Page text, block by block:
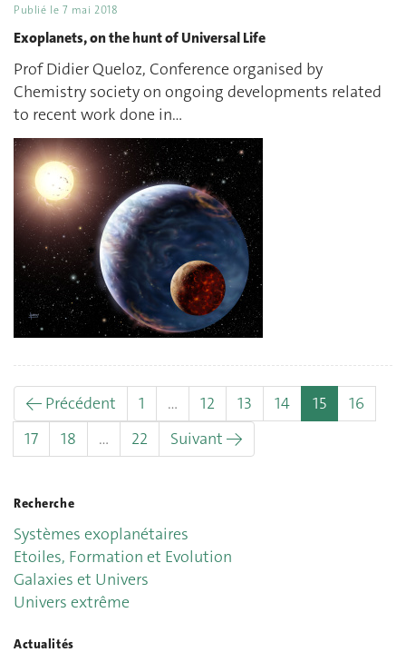
Publié le 7 mai 2018
Exoplanets, on the hunt of Universal Life
Prof Didier Queloz, Conference organised by
Chemistry society on ongoing developments related
to recent work done in…
← Précédent 1 … 12 13 14 15(actuel)
16
17
18 … 22 Suivant →
Recherche
Systèmes exoplanétaires
Etoiles, Formation et Evolution
Galaxies et Univers
Univers extrême
Actualités